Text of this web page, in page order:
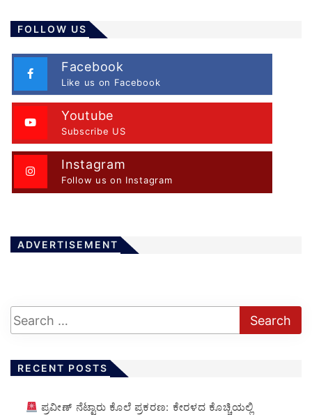
FOLLOW US
Facebook
Like us on Facebook
Youtube
Subscribe US
Instagram
Follow us on Instagram
ADVERTISEMENT
RECENT POSTS
ಪ್ರವೀಣ್ ನೆಟ್ಟಾರು ಕೊಲೆ ಪ್ರಕರಣ: ಕೇರಳದ ಕೊಚ್ಚಿಯಲ್ಲಿ